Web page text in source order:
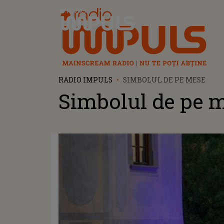
Radio Impuls
RADIO IMPULS SIMBOLUL DE PE MESE
Simbolul de pe